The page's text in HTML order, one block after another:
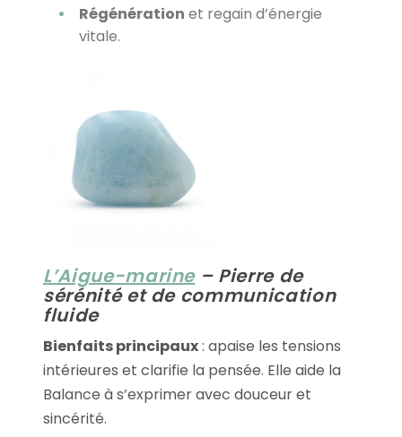
Régénération et regain d’énergie
vitale.
L’Aigue-marine– Pierre de
sérénité et de communication
fluide
Bienfaits principaux: apaise les tensions
intérieures et clarifie la pensée. Elle aide la
Balance à s’exprimer avec douceur et
sincérité.